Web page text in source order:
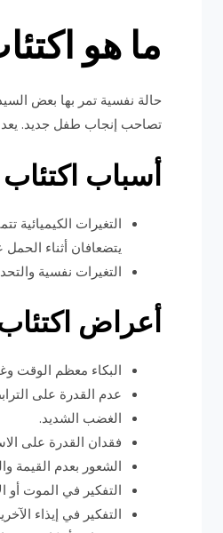
ما هو
حالة نفسية تمر بها بعض
تصاحب إنجاب طفل جديد. يعد اكتئاب
أسباب اكتئاب
التغيرات الكيميائية
يتضعافان أثناء
التغيرات نفسية
أعراض اكتئاب
البكاء معظم الوقت
عدم القدرة على
الغضب الشديد.
فقدان القدرة على
الشعور بعدم القيمة
التفكير في الموت أو
التفكير في إيذاء